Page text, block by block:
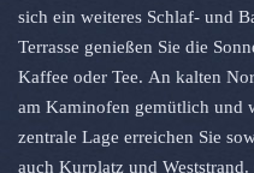
sich ein weiteres Schlaf- und
Terrasse genießen Sie die
Kaffee oder Tee. An kalten
am Kaminofen gemütlich und
zentrale Lage erreichen Sie
auch Kurplatz und